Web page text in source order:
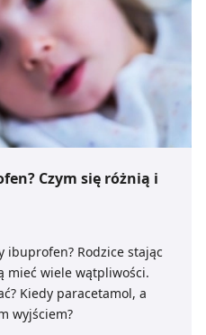
Czym się różnią i
ibuprofen? Rodzice stając
mieć wiele wątpliwości.
Kiedy paracetamol, a
wyjściem?